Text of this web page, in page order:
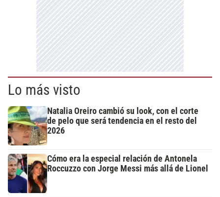
Lo más visto
Natalia Oreiro cambió su look, con el corte
de pelo que será tendencia en el resto del
2026
Cómo era la especial relación de Antonela
Roccuzzo con Jorge Messi más allá de Lionel